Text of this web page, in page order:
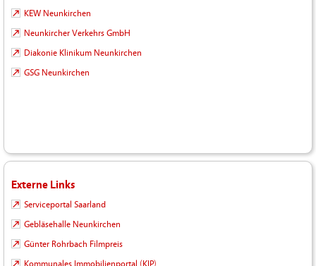
KEW Neunkirchen
Neunkircher Verkehrs GmbH
Diakonie Klinikum Neunkirchen
GSG Neunkirchen
Externe Links
Serviceportal Saarland
Gebläsehalle Neunkirchen
Günter Rohrbach Filmpreis
Kommunales Immobilienportal (KIP)